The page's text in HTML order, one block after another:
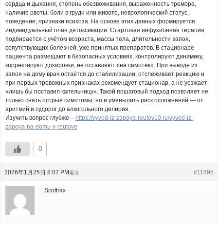
сердца и дыхания, степень обезвоживания, выраженность тремора,
наличие рвоты, боли в груди или животе, неврологический статус,
поведение, признаки психоза. На основе этих данных формируется
индивидуальный план детоксикации. Стартовая инфузионная терапия
подбирается с учётом возраста, массы тела, длительности запоя,
сопутствующих болезней, уже принятых препаратов. В стационаре
пациента размещают в безопасных условиях, контролируют динамику,
корректируют дозировки, не оставляют «на самотёк». При выводе из
запоя на дому врач остаётся до стабилизации, отслеживает реакцию и
при первых тревожных признаках рекомендует стационар, а не уезжает
«лишь бы поставил капельницу». Такой пошаговый подход позволяет не
только снять острые симптомы, но и уменьшить риск осложнений — от
аритмий и судорог до алкогольного делирия.
Изучить вопрос глубже – https://vyvod-iz-zapoya-reutov10.ru/vyvod-iz-
zapoya-na-domu-v-reutove
0
2026年1月25日 8:07 PM #11595
返信
Scottrax